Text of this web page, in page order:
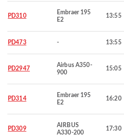
PD310
Embraer 195
E2
13:55
PD473 - 13:55
PD2947
Airbus A350-
900
15:05
PD314
Embraer 195
E2
16:20
PD309
AIRBUS
A330-200
17:30